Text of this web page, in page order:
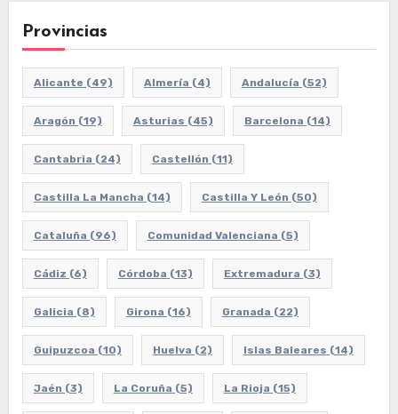
Provincias
Alicante (49) Almería (4) Andalucía (52)
Aragón (19) Asturias (45) Barcelona (14)
Cantabria (24) Castellón (11)
Castilla La Mancha (14) Castilla Y León (50)
Cataluña (96) Comunidad Valenciana (5)
Cádiz (6) Córdoba (13) Extremadura (3)
Galicia (8) Girona (16) Granada (22)
Guipuzcoa (10) Huelva (2) Islas Baleares (14)
Jaén (3) La Coruña (5) La Rioja (15)